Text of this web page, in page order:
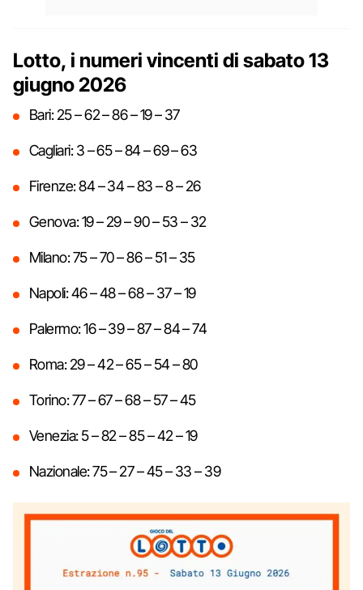
Lotto, i numeri vincenti di sabato 13
giugno 2026
Bari: 25 – 62 – 86 – 19 – 37
Cagliari: 3 – 65 – 84 – 69 – 63
Firenze: 84 – 34 – 83 – 8 – 26
Genova: 19 – 29 – 90 – 53 – 32
Milano: 75 – 70 – 86 – 51 – 35
Napoli: 46 – 48 – 68 – 37 – 19
Palermo: 16 – 39 – 87 – 84 – 74
Roma: 29 – 42 – 65 – 54 – 80
Torino: 77 – 67 – 68 – 57 – 45
Venezia: 5 – 82 – 85 – 42 – 19
Nazionale: 75 – 27 – 45 – 33 – 39